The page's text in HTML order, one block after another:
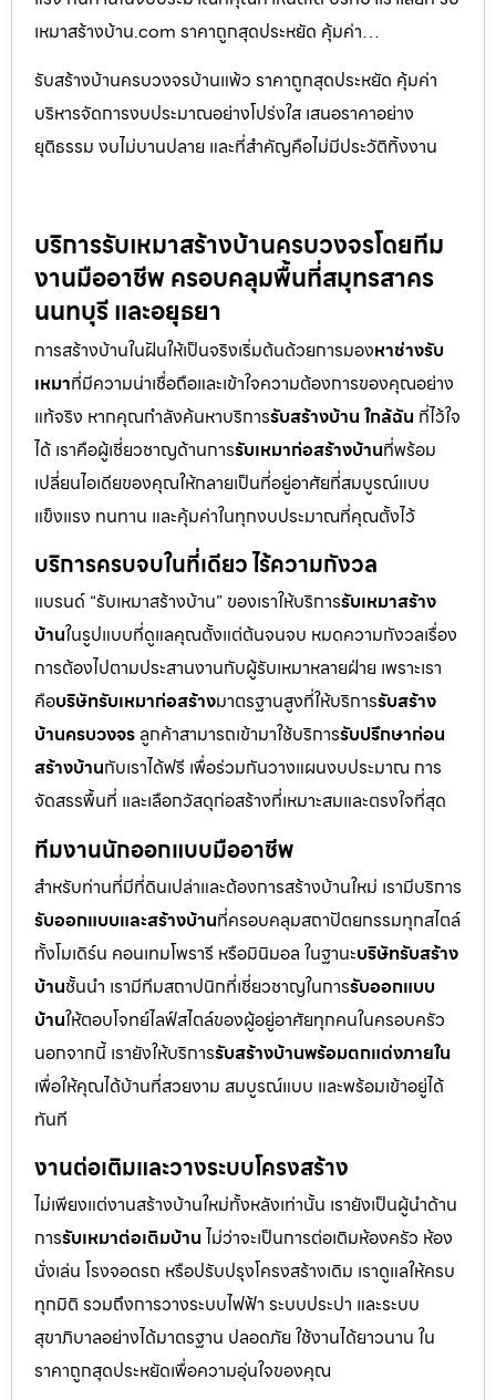
เหมาสร้างบ้าน.com ราคาถูกสุดประหยัด คุ้มค่า…
รับสร้างบ้านครบวงจรบ้านแพ้ว ราคาถูกสุดประหยัด คุ้มค่า
บริหารจัดการงบประมาณอย่างโปร่งใส เสนอราคาอย่าง
ยุติธรรม งบไม่บานปลาย และที่สำคัญคือไม่มีประวัติทิ้งงาน
บริการรับเหมาสร้างบ้านครบวงจรโดยทีม
งานมืออาชีพ ครอบคลุมพื้นที่สมุทรสาคร
นนทบุรี และอยุธยา
การสร้างบ้านในฝันให้เป็นจริงเริ่มต้นด้วยการมองหาช่างรับ
เหมาที่มีความน่าเชื่อถือและเข้าใจความต้องการของคุณอย่าง
แท้จริง หากคุณกำลังค้นหาบริการรับสร้างบ้าน ใกล้ฉัน ที่ไว้ใจ
ได้ เราคือผู้เชี่ยวชาญด้านการรับเหมาก่อสร้างบ้านที่พร้อม
เปลี่ยนไอเดียของคุณให้กลายเป็นที่อยู่อาศัยที่สมบูรณ์แบบ
แข็งแรง ทนทาน และคุ้มค่าในทุกงบประมาณที่คุณตั้งไว้
บริการครบจบในที่เดียว ไร้ความกังวล
แบรนด์ “รับเหมาสร้างบ้าน” ของเราให้บริการรับเหมาสร้าง
บ้านในรูปแบบที่ดูแลคุณตั้งแต่ต้นจนจบ หมดความกังวลเรื่อง
การต้องไปตามประสานงานกับผู้รับเหมาหลายฝ่าย เพราะเรา
คือบริษัทรับเหมาก่อสร้างมาตรฐานสูงที่ให้บริการรับสร้าง
บ้านครบวงจร ลูกค้าสามารถเข้ามาใช้บริการรับปรึกษาก่อน
สร้างบ้านกับเราได้ฟรี เพื่อร่วมกันวางแผนงบประมาณ การ
จัดสรรพื้นที่ และเลือกวัสดุก่อสร้างที่เหมาะสมและตรงใจที่สุด
ทีมงานนักออกแบบมืออาชีพ
สำหรับท่านที่มีที่ดินเปล่าและต้องการสร้างบ้านใหม่ เรามีบริการ
รับออกแบบและสร้างบ้านที่ครอบคลุมสถาปัตยกรรมทุกสไตล์
ทั้งโมเดิร์น คอนเทมโพรารี หรือมินิมอล ในฐานะบริษัทรับสร้าง
บ้านชั้นนำ เรามีทีมสถาปนิกที่เชี่ยวชาญในการรับออกแบบ
บ้านให้ตอบโจทย์ไลฟ์สไตล์ของผู้อยู่อาศัยทุกคนในครอบครัว
นอกจากนี้ เรายังให้บริการรับสร้างบ้านพร้อมตกแต่งภายใน
เพื่อให้คุณได้บ้านที่สวยงาม สมบูรณ์แบบ และพร้อมเข้าอยู่ได้
ทันที
งานต่อเติมและวางระบบโครงสร้าง
ไม่เพียงแต่งานสร้างบ้านใหม่ทั้งหลังเท่านั้น เรายังเป็นผู้นำด้าน
การรับเหมาต่อเติมบ้าน ไม่ว่าจะเป็นการต่อเติมห้องครัว ห้อง
นั่งเล่น โรงจอดรถ หรือปรับปรุงโครงสร้างเดิม เราดูแลให้ครบ
ทุกมิติ รวมถึงการวางระบบไฟฟ้า ระบบประปา และระบบ
สุขาภิบาลอย่างได้มาตรฐาน ปลอดภัย ใช้งานได้ยาวนาน ใน
ราคาถูกสุดประหยัดเพื่อความอุ่นใจของคุณ